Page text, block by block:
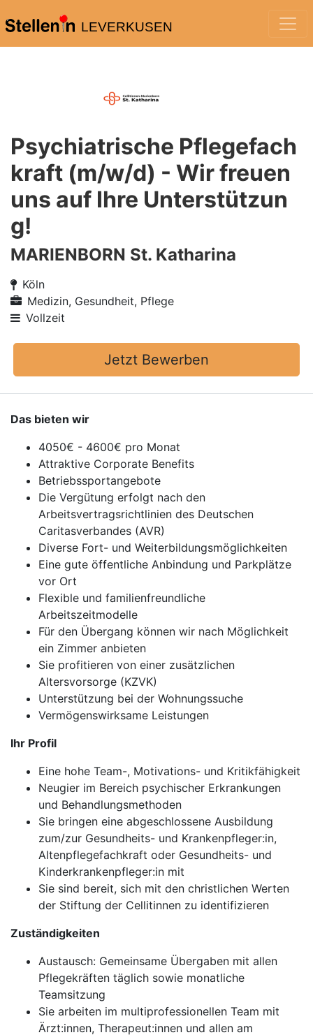
LEVERKUSEN
Psychiatrische Pflegefach
kraft (m/w/d) - Wir freuen
uns auf Ihre Unterstützun
g!
MARIENBORN St. Katharina
Köln
Medizin, Gesundheit, Pflege
Vollzeit
Jetzt Bewerben
Das bieten wir
4050€ - 4600€ pro Monat
Attraktive Corporate Benefits
Betriebssportangebote
Die Vergütung erfolgt nach den
Arbeitsvertragsrichtlinien des Deutschen
Caritasverbandes (AVR)
Diverse Fort- und Weiterbildungsmöglichkeiten
Eine gute öffentliche Anbindung und Parkplätze
vor Ort
Flexible und familienfreundliche
Arbeitszeitmodelle
Für den Übergang können wir nach Möglichkeit
ein Zimmer anbieten
Sie profitieren von einer zusätzlichen
Altersvorsorge (KZVK)
Unterstützung bei der Wohnungssuche
Vermögenswirksame Leistungen
Ihr Profil
Eine hohe Team-, Motivations- und Kritikfähigkeit
Neugier im Bereich psychischer Erkrankungen
und Behandlungsmethoden
Sie bringen eine abgeschlossene Ausbildung
zum/zur Gesundheits- und Krankenpfleger:in,
Altenpflegefachkraft oder Gesundheits- und
Kinderkrankenpfleger:in mit
Sie sind bereit, sich mit den christlichen Werten
der Stiftung der Cellitinnen zu identifizieren
Zuständigkeiten
Austausch: Gemeinsame Übergaben mit allen
Pflegekräften täglich sowie monatliche
Teamsitzung
Sie arbeiten im multiprofessionellen Team mit
Ärzt:innen, Therapeut:innen und allen am